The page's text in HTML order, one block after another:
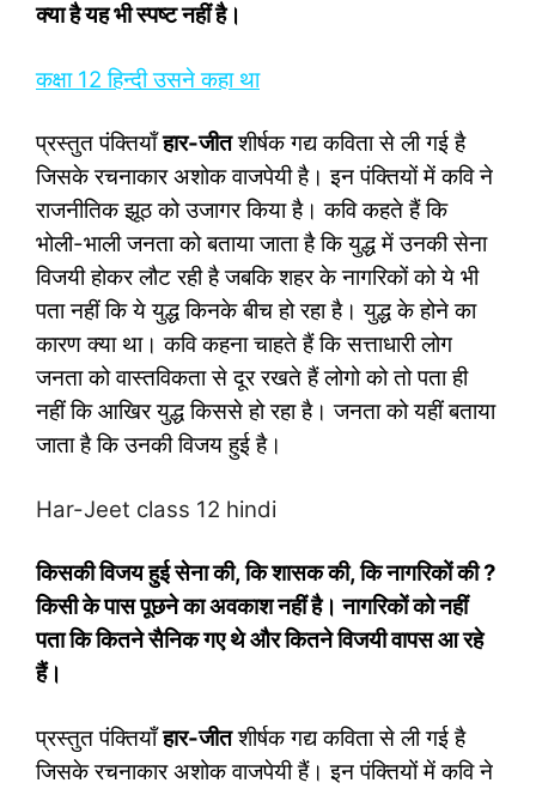
क्या है यह भी स्पष्ट नहीं है।
कक्षा 12 हिन्‍दी उसने कहा था
प्रस्तुत पंक्तियाँहार-जीतशीर्षक गद्य कविता से ली गई है
जिसके रचनाकार अशोक वाजपेयी है। इन पंक्तियों में कवि ने
राजनीतिक झूठ को उजागर किया है। कवि कहते हैं कि
भोली-भाली जनता को बताया जाता है कि युद्ध में उनकी सेना
विजयी होकर लौट रही है जबकि शहर के नागरिकों को ये भी
पता नहीं कि ये युद्ध किनके बीच हो रहा है। युद्ध के होने का
कारण क्या था। कवि कहना चाहते हैं कि सत्ताधारी लोग
जनता को वास्तविकता से दूर रखते हैं लोगो को तो पता ही
नहीं कि आखिर युद्ध किससे हो रहा है। जनता को यहीं बताया
जाता है कि उनकी विजय हुई है।
Har-Jeet class 12 hindi
किसकी विजय हुई सेना की, कि शासक की, कि नागरिकों की ?
किसी के पास पूछने का अवकाश नहीं है। नागरिकों को नहीं
पता कि कितने सैनिक गए थे और कितने विजयी वापस आ रहे
हैं।
प्रस्तुत पंक्तियाँहार-जीतशीर्षक गद्य कविता से ली गई है
जिसके रचनाकार अशोक वाजपेयी हैं। इन पंक्तियों में कवि ने